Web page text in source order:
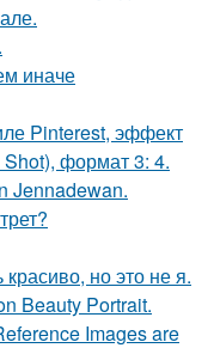
иначе
Pinterest, эффект
формат 3: 4.
Jennadewan.
но это не я.
Beauty Portrait.
Images are